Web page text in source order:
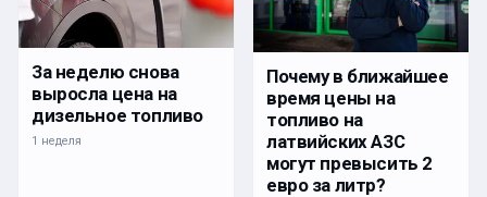
За неделю снова
выросла цена на
дизельное топливо
1 неделя
Почему в ближайшее
время цены на
топливо на
латвийских АЗС
могут превысить 2
евро за литр?